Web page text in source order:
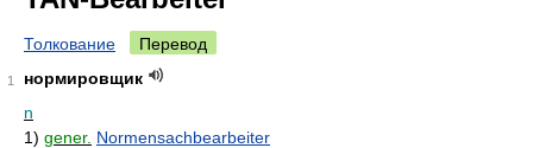
Толкование Перевод
1
нормировщик
n
1) gener. Normensachbearbeiter